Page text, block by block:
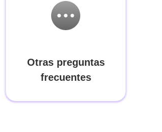
Otras preguntas
frecuentes